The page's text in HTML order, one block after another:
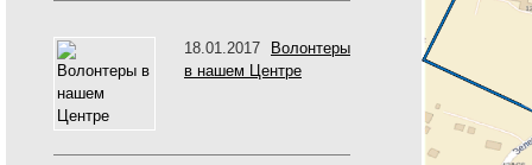
18.01.2017 Волонтеры
в нашем Центре